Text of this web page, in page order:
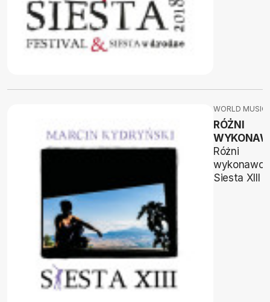
WORLD MUSIC
RÓŻNI
Różni
wykonawcy
Siesta XIII